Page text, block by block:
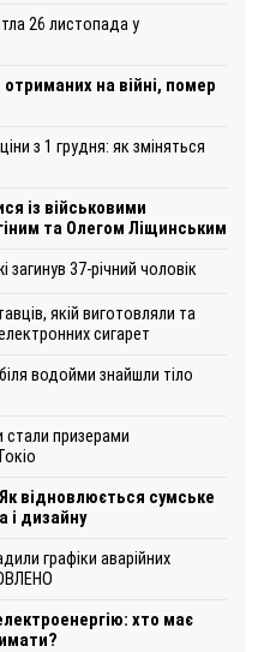
26 листопада у
на війні, помер
з 1 грудня: як зміняться
із військовими
та Олегом Ліщинським
37-річний чоловік
якій виготовляли та
сигарет
водойми знайшли тіло
стали призерами
відновлюється сумське
і дизайну
графіки аварійних
хто має